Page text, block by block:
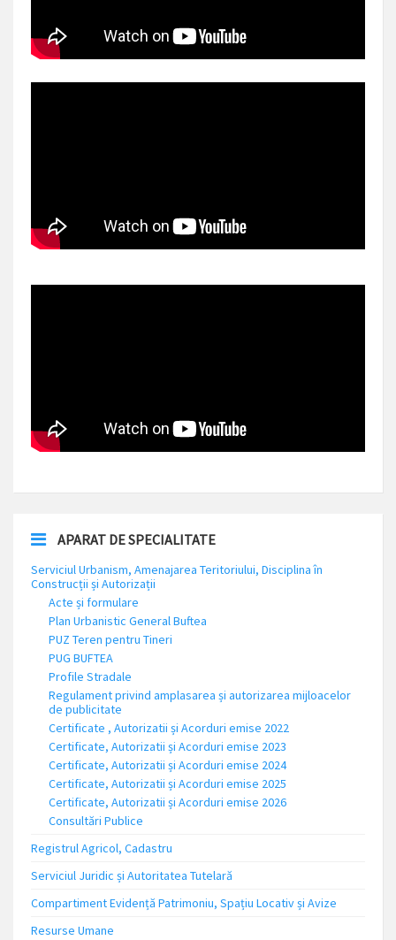
APARAT DE SPECIALITATE
Serviciul Urbanism, Amenajarea Teritoriului, Disciplina în
Construcții și Autorizații
Acte și formulare
Plan Urbanistic General Buftea
PUZ Teren pentru Tineri
PUG BUFTEA
Profile Stradale
Regulament privind amplasarea și autorizarea mijloacelor
de publicitate
Certificate , Autorizatii și Acorduri emise 2022
Certificate, Autorizatii și Acorduri emise 2023
Certificate, Autorizatii și Acorduri emise 2024
Certificate, Autorizatii și Acorduri emise 2025
Certificate, Autorizatii și Acorduri emise 2026
Consultări Publice
Registrul Agricol, Cadastru
Serviciul Juridic și Autoritatea Tutelară
Compartiment Evidență Patrimoniu, Spațiu Locativ și Avize
Resurse Umane